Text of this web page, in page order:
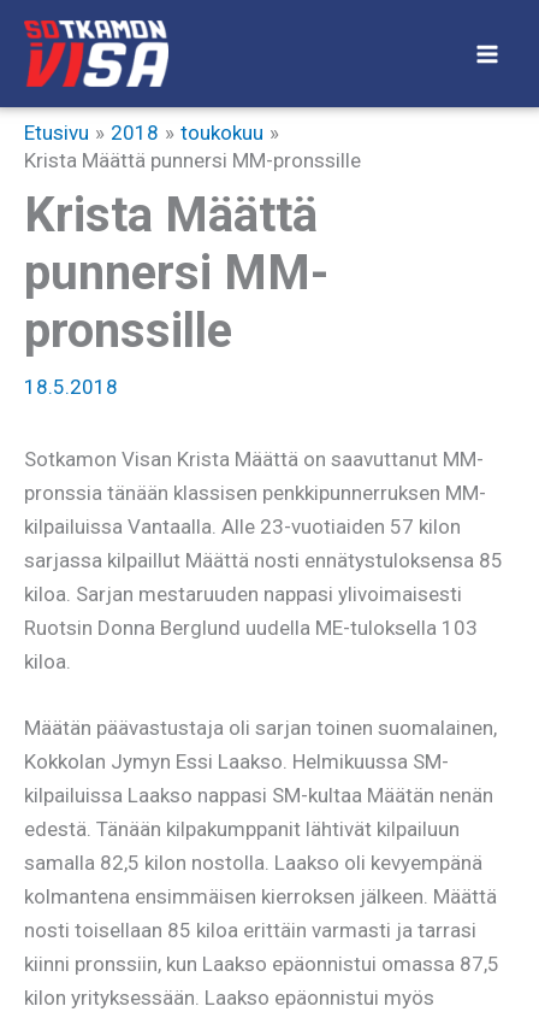
Siirry
sisältöön
Etusivu 2018
toukokuu
Krista Määttä punnersi MM-pronssille
Krista Määttä
punnersi MM-
pronssille
18.5.2018
Sotkamon Visan Krista Määttä on saavuttanut MM-
pronssia tänään klassisen penkkipunnerruksen MM-
kilpailuissa Vantaalla. Alle 23-vuotiaiden 57 kilon
sarjassa kilpaillut Määttä nosti ennätystuloksensa 85
kiloa. Sarjan mestaruuden nappasi ylivoimaisesti
Ruotsin Donna Berglund uudella ME-tuloksella 103
kiloa.
Määtän päävastustaja oli sarjan toinen suomalainen,
Kokkolan Jymyn Essi Laakso. Helmikuussa SM-
kilpailuissa Laakso nappasi SM-kultaa Määtän nenän
edestä. Tänään kilpakumppanit lähtivät kilpailuun
samalla 82,5 kilon nostolla. Laakso oli kevyempänä
kolmantena ensimmäisen kierroksen jälkeen. Määttä
nosti toisellaan 85 kiloa erittäin varmasti ja tarrasi
kiinni pronssiin, kun Laakso epäonnistui omassa 87,5
kilon yrityksessään. Laakso epäonnistui myös